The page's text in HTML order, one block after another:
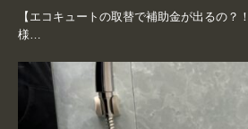
【エコキュートの取替で補助金が出るの
様…